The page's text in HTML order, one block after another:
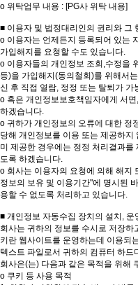
o 위탁업무 내용 : [PG사 위탁 내용]
■ 이용자 및 법정대리인의 권리와 그
o 이용자는 언제든지 등록되어 있는
가입해지를 요청할 수도 있습니다.
o 이용자들의 개인정보 조회,수정을
등)을 가입해지(동의철회)를 위해서
신 후 직접 열람, 정정 또는 탈퇴가 가
o 혹은 개인정보보호책임자에게 서
하겠습니다.
o 귀하가 개인정보의 오류에 대한 정
당해 개인정보를 이용 또는 제공하지
미 제공한 경우에는 정정 처리결과를
도록 하겠습니다.
o 회사는 이용자의 요청에 의해 해지
정보의 보유 및 이용기간"에 명시된
용할 수 없도록 처리하고 있습니다.
■ 개인정보 자동수집 장치의 설치, 운
회사는 귀하의 정보를 수시로 저장
키란 웹사이트를 운영하는데 이용되
텍스트 파일로서 귀하의 컴퓨터 하드
회사은(는) 다음과 같은 목적을 위해
o 쿠키 등 사용 목적